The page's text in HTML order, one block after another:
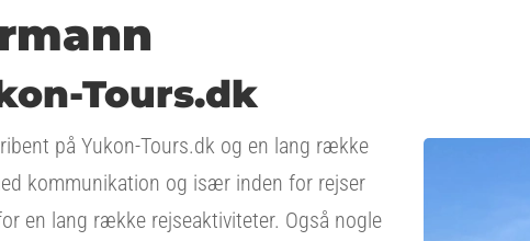
Tours.dk
på Yukon-Tours.dk og en lang række
kommunikation og især inden for rejser
en lang række rejseaktiviteter. Også nogle